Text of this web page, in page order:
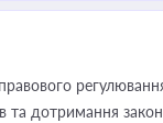
та дотримання